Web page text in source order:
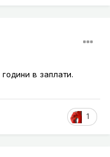
в заплати.
1